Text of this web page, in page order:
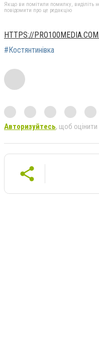
Якщо ви помітили помилку, виділіть
повідомити про це редакцію
HTTPS://
#Костянтинівка
Авторизуйтесь, щоб оцінити